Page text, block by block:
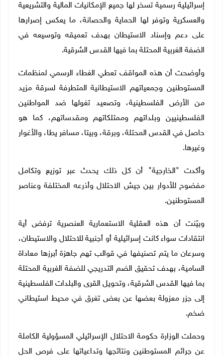
إسرائيلية رسمية تسخر لها جميع الإمكانيات المالية والتشريعية
والعسكرية وتوفر لها الحماية والحصانة، ما يعكس إصرارها
على دعم وإسناد الاستيطان بهدف تعميقه وتوسيعه في
الضفة الغربية المحتلة بما فيها القدس الشرقية.
وأوضحت أن هذه المواقف تعطي الغطاء الرسمي لمنظمات
المستوطنين وجمعياتهم الاستيطانية المتطرفة لسرقة مزيد
من الأرض الفلسطينية، وتصعيد تغولها ضد المواطنين
الفلسطينيين وبلداتهم وممتلكاتهم ومقدساتهم، كما هو
حاصل في القدس المحتلة، وبرقة، وبيتا، مسافر يطا، والأغوار
وغيرها.
وأكدت "الخارجية" أن كل ذلك يحدث عبر توزيع وتكامل
مفضوح للأدوار بين جيش الاحتلال وأذرعه المختلفة وعناصر
المستوطنين.
وبيّنت أن هذه العقلية الاستعمارية العنصرية ترفض أية
انتقادات سواء كانت إسرائيلية أو أجنبية للاحتلال والاستيطان،
وسرعان ما يتم تصنيفها في قوالب تهم جاهزة أبرزها معاداة
السامية، بهدف تحقيق الضم التدريجي للضفة الغربية المحتلة
بما فيها القدس الشرقية، وتحويل القرى والبلدات الفلسطينية
إلى جزر معزولة بعضها عن بعض تغرق في محيط استيطاني
ضخم.
وحملت الوزارة حكومة الاحتلال الإسرائيلي المسؤولية الكاملة
عن جرائم المستوطنين ونتائجها وتداعياتها على فرص الحل